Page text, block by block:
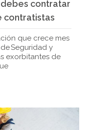
contratar
contratistas
que crece mes
Seguridad y
exorbitantes de